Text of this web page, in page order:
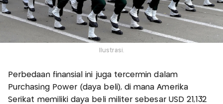
Ilustrasi.
Perbedaan finansial ini juga tercermin dalam
Purchasing Power (daya beli), di mana Amerika
Serikat memiliki daya beli militer sebesar USD 21,132